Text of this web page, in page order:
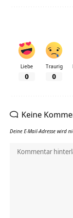
Liebe
0
Traurig
0
Keine
Deine E-Mail-Adresse wird